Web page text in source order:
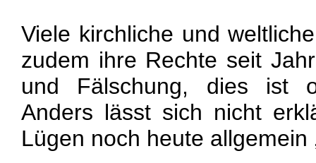
Viele kirchliche und
zudem ihre Rechte seit
und Fälschung, dies ist
Anders lässt sich nicht
Lügen noch heute allgemein